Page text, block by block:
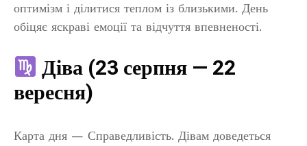
оптимізм і ділитися теплом із близькими. День
обіцяє яскраві емоції та відчуття впевненості.
Діва (23 серпня — 22
вересня)
Карта дня — Справедливість. Дівам доведеться